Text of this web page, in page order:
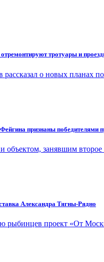
тротуары и
рассказал о новых
признаны победителями
объектом, занявшим
Александра Тягны-Рядно
рыбинцев проект «От